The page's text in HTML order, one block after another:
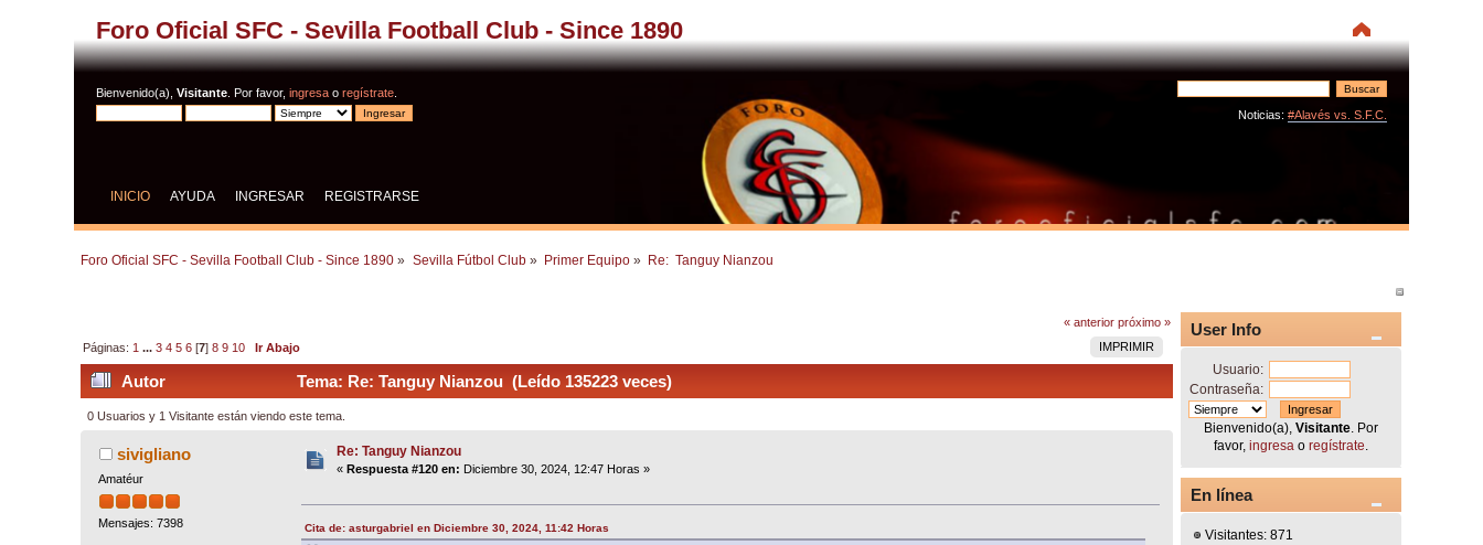
Foro Oficial SFC - Sevilla Football Club - Since 1890
Bienvenido(a),Visitante . Por favor,ingresa oregístrate
Noticias: #Alavés vs. S.F.C.
INICIO AYUDA INGRESAR REGISTRARSE
Foro Oficial SFC - Sevilla Football Club - Since 1890 » Sevilla Fútbol Club» Primer Equipo» Re:  Tanguy Nianzou
« anterior próximo »
IMPRIMIR
Páginas: 1 ...3 4 5 6 [7]8 9 10 Ir Abajo
Autor Tema: Re: Tanguy Nianzou (Leído 135223 veces)
0 Usuarios y 1 Visitante están viendo este tema.
sivigliano
Amatéur
Mensajes: 7398
Re: Tanguy Nianzou
«Respuesta #120 en: Diciembre 30, 2024, 12:47 Horas »
Cita de: asturgabriel en Diciembre 30, 2024, 11:42 Horas
User Info
Usuario:
Contraseña:
Bienvenido(a),Visitante . Por
favor,ingresa oregístrate
En línea
Visitantes: 871